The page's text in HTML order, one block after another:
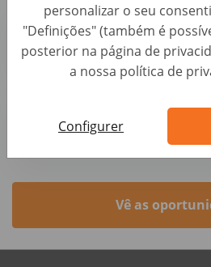
personalizar o seu
"Definições" (também é
posterior na página de
a nossa política de
Configurer
Commercial Vendeur VO
Vendas • França, Châtillon
Autohero
Commercial Vendeur VO
Vendas • França, Seclin
Vê as